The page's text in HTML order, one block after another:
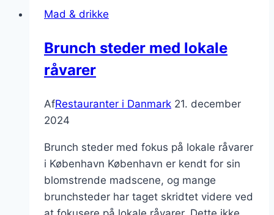
Nyd
på
japansk
Mad & drikke
Brunch steder med lokale
råvarer
AfRestauranter i Danmark 21. december
2024
Brunch steder med fokus på lokale råvarer
i København København er kendt for sin
blomstrende madscene, og mange
brunchsteder har taget skridtet videre ved